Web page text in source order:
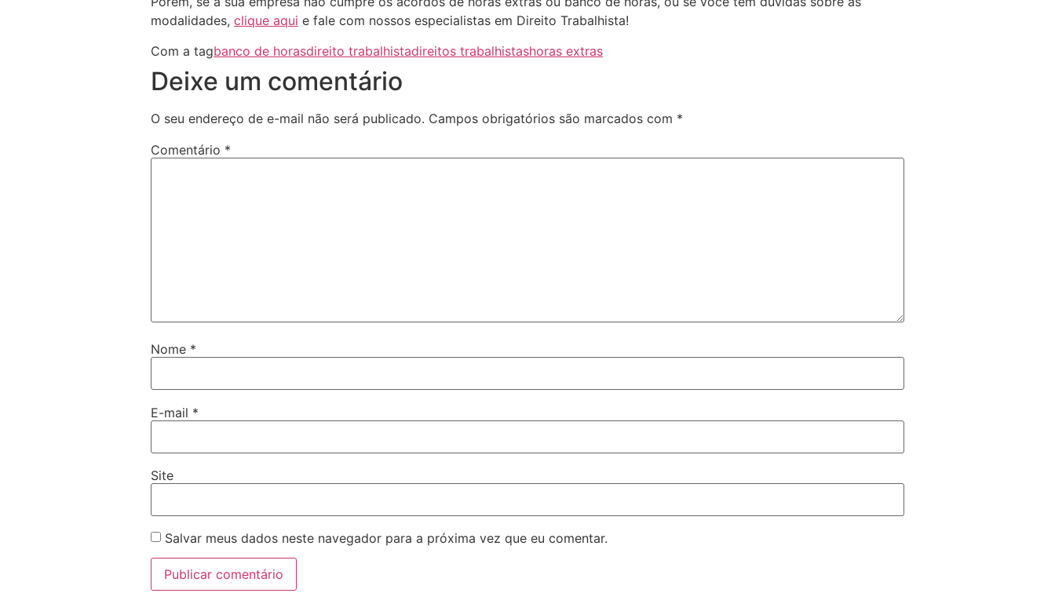
modalidades, clique aqui e fale com nossos especialistas em Direito Trabalhista!
Com a tagbanco de horasdireito trabalhistadireitos trabalhistashoras extras
Deixe um comentário
O seu endereço de e-mail não será publicado. Campos obrigatórios são marcados com *
Comentário *
Nome *
E-mail *
Site
Salvar meus dados neste navegador para a próxima vez que eu comentar.